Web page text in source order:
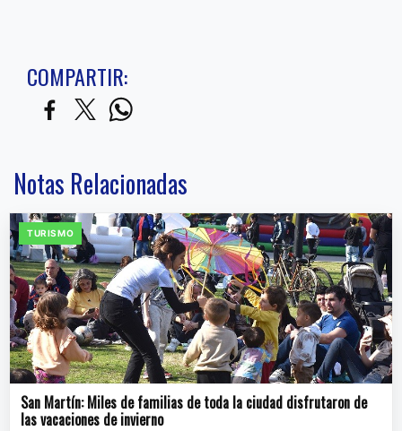
COMPARTIR:
Notas Relacionadas
TURISMO
San Martín: Miles de familias de toda la ciudad disfrutaron de
las vacaciones de invierno